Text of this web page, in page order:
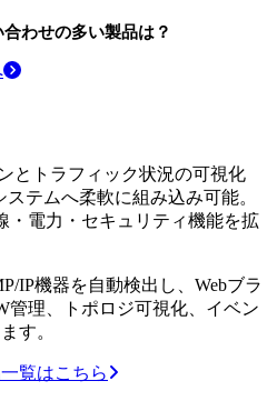
わせの多い製品は？
とトラフィック状況の可視化
テムへ柔軟に組み込み可能。
・電力・セキュリティ機能を拡
IP機器を自動検出し、Webブラ
管理、トポロジ可視化、イベン
す。
覧はこちら